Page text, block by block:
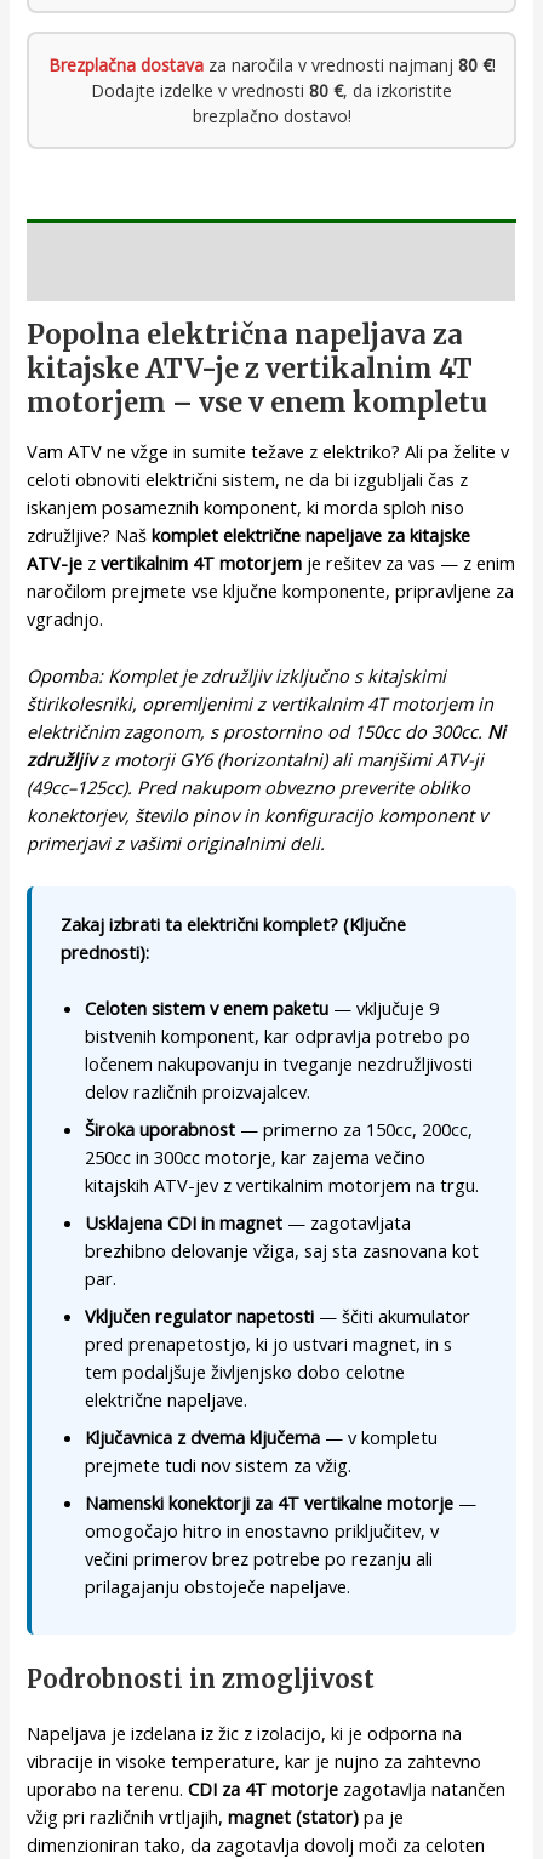
Brezplačna dostavaza naročila v vrednosti najmanj 80 €!
Dodajte izdelke v vrednosti 80 €, da izkoristite
brezplačno dostavo!
Popolna električna napeljava za
kitajske ATV-je z vertikalnim 4T
motorjem – vse v enem kompletu
Vam ATV ne vžge in sumite težave z elektriko? Ali pa želite v
celoti obnoviti električni sistem, ne da bi izgubljali čas z
iskanjem posameznih komponent, ki morda sploh niso
združljive? Naškomplet električne napeljave za kitajske
ATV-je zvertikalnim 4T motorjem je rešitev za vas — z enim
naročilom prejmete vse ključne komponente, pripravljene za
vgradnjo.
Opomba: Komplet je združljiv izključno s kitajskimi
štirikolesniki, opremljenimi z vertikalnim 4T motorjem in
električnim zagonom, s prostornino od 150cc do 300cc. Ni
združljivz motorji GY6 (horizontalni) ali manjšimi ATV-ji
(49cc–125cc). Pred nakupom obvezno preverite obliko
konektorjev, število pinov in konfiguracijo komponent v
primerjavi z vašimi originalnimi deli.
Zakaj izbrati ta električni komplet? (Ključne
prednosti):
Celoten sistem v enem paketu — vključuje 9
bistvenih komponent, kar odpravlja potrebo po
ločenem nakupovanju in tveganje nezdružljivosti
delov različnih proizvajalcev.
Široka uporabnost — primerno za 150cc, 200cc,
250cc in 300cc motorje, kar zajema večino
kitajskih ATV-jev z vertikalnim motorjem na trgu.
Usklajena CDI in magnet — zagotavljata
brezhibno delovanje vžiga, saj sta zasnovana kot
par.
Vključen regulator napetosti — ščiti akumulator
pred prenapetostjo, ki jo ustvari magnet, in s
tem podaljšuje življenjsko dobo celotne
električne napeljave.
Ključavnica z dvema ključema — v kompletu
prejmete tudi nov sistem za vžig.
Namenski konektorji za 4T vertikalne motorje —
omogočajo hitro in enostavno priključitev, v
večini primerov brez potrebe po rezanju ali
prilagajanju obstoječe napeljave.
Podrobnosti in zmogljivost
Napeljava je izdelana iz žic z izolacijo, ki je odporna na
vibracije in visoke temperature, kar je nujno za zahtevno
uporabo na terenu.CDI za 4T motorje zagotavlja natančen
vžig pri različnih vrtljajih,magnet (stator) pa je
dimenzioniran tako, da zagotavlja dovolj moči za celoten